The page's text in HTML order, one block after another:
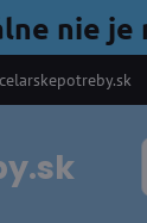
nie je